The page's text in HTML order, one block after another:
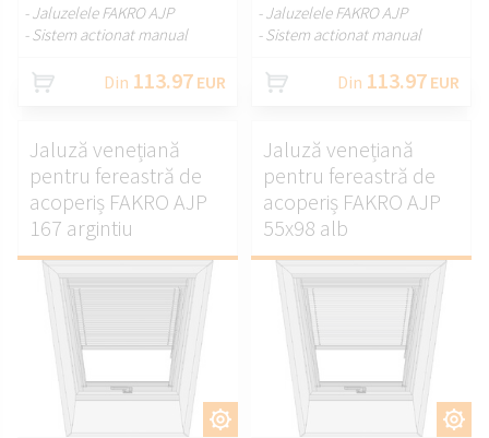
- Jaluzelele FAKRO AJP
- Sistem actionat manual
Din 113.97 EUR
- Jaluzelele FAKRO AJP
- Sistem actionat manual
Din 113.97 EUR
Jaluză venețiană
pentru fereastră de
acoperiș FAKRO AJP
167 argintiu
Jaluză venețiană
pentru fereastră de
acoperiș FAKRO AJP
55x98 alb